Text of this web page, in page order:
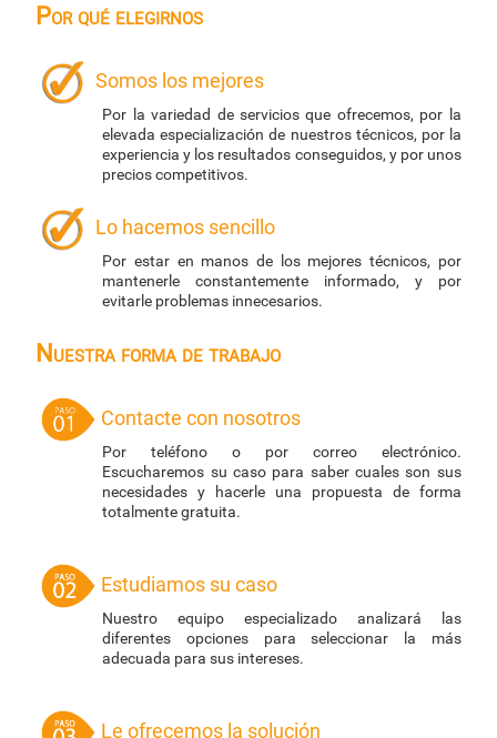
Por qué elegirnos
Somos los mejores
Por la variedad de servicios que ofrecemos, por la
elevada especialización de nuestros técnicos, por la
experiencia y los resultados conseguidos, y por unos
precios competitivos.
Lo hacemos sencillo
Por estar en manos de los mejores técnicos, por
mantenerle constantemente informado, y por
evitarle problemas innecesarios.
Nuestra forma de trabajo
Contacte con nosotros
Por teléfono o por correo electrónico.
Escucharemos su caso para saber cuales son sus
necesidades y hacerle una propuesta de forma
totalmente gratuita.
Estudiamos su caso
Nuestro equipo especializado analizará las
diferentes opciones para seleccionar la más
adecuada para sus intereses.
Le ofrecemos la solución